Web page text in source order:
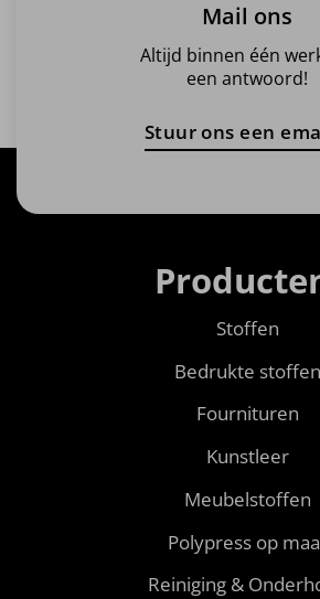
Mail ons
Altijd binnen één
een antwoord!
Stuur ons een
Stoffen
Bedrukte stoffen
Fournituren
Kunstleer
Meubelstoffen
Polypress op
Reiniging &